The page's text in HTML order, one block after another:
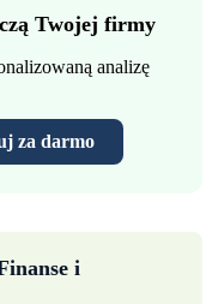
Twojej firmy
analizę
za darmo
i